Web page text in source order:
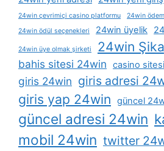
24win çevrimiçi casino platformu
24win
24win ödül seçenekleri
24win üyelik
24win üye olmak şirketi 24win
bahis sitesi 24win casino
giris 24win giris adresi
giris yap 24win güncel
güncel adresi 24win
mobil 24win twitter